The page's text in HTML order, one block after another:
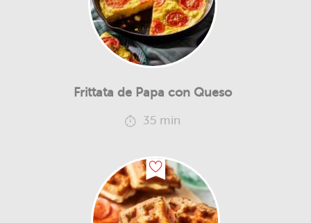
Frittata de Papa con Queso
35 min